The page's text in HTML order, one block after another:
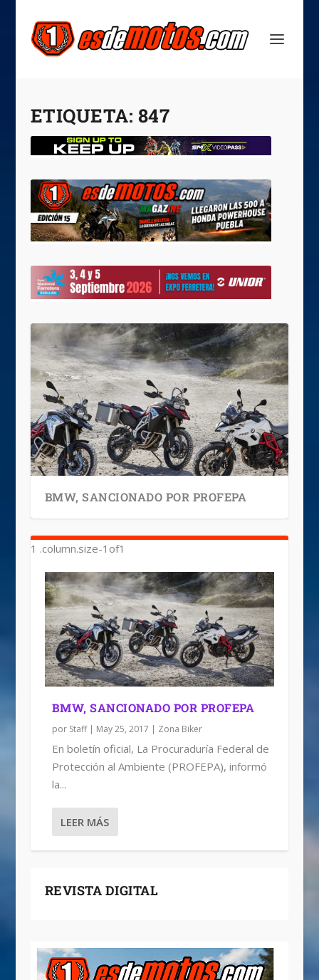
ETIQUETA: 847
BMW, SANCIONADO POR PROFEPA
BMW, SANCIONADO POR PROFEPA
por Staff| May 25, 2017 | Zona Biker
En boletín oficial, La Procuraduría Federal de
Protección al Ambiente (PROFEPA), informó
la...
LEER MÁS
REVISTA DIGITAL